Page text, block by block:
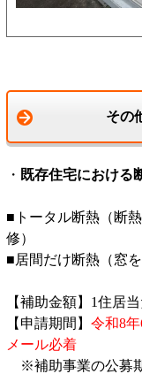
その
・ 既存住宅における
■トータル断熱（断
修）
■居間だけ断熱（窓
【補助金額】1住居
【申請期間】 令和8
メール必着
※補助事業の公募